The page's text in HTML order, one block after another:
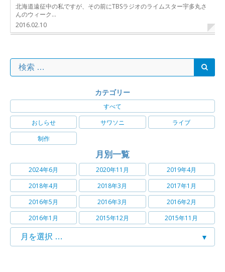
北海道遠征中の私ですが、その前にTBSラジオのライムスター宇多丸さ
んのウィーク…
2016.02.10
カテゴリー
すべて
おしらせ
サワソニ
ライブ
制作
月別一覧
2024年6月 2020年11月
2019年4月
2018年4月
2018年3月
2017年1月
2016年5月
2016年3月
2016年2月
2016年1月
2015年12月 2015年11月